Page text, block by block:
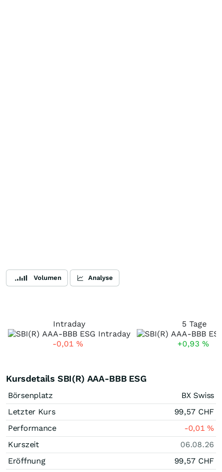
Volumen Analyse
Intraday
-0,01 %
5 Tage
+0,93 %
Kursdetails SBI(R) AAA-BBB ESG
Börsenplatz
BX Swiss
Letzter Kurs
99,57 CHF
Performance
-0,01%
Kurszeit
06.08.26
Eröffnung
99,57 CHF